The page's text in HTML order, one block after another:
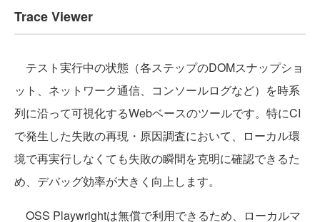
Trace Viewer
テスト実行中の状態（各ステップのDOMスナップショ
ット、ネットワーク通信、コンソールログなど）を時系
列に沿って可視化するWebベースのツールです。特にCI
で発生した失敗の再現・原因調査において、ローカル環
境で再実行しなくても失敗の瞬間を克明に確認できるた
め、デバッグ効率が大きく向上します。
OSS Playwrightは無償で利用できるため、ローカルマ